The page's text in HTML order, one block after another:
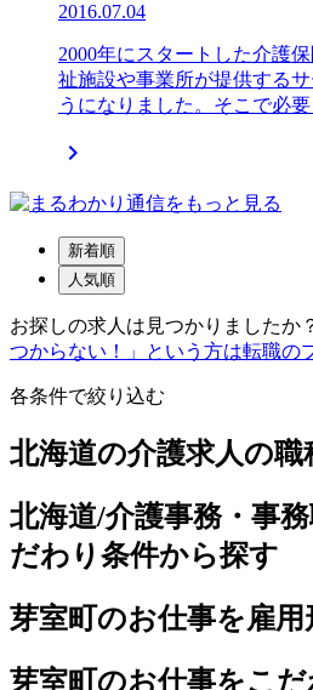
2016.07.04
2000年にスタートした介護
祉施設や事業所が提供する
うになりました。そこで必要

新着順
人気順
お探しの求人は見つかりましたか
つからない！」という方は転職の
各条件で絞り込む
北海道の介護求人の
北海道/介護事務・事
だわり条件から探す
芽室町のお仕事を雇
芽室町のお仕事をこ